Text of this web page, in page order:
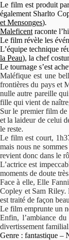
Le film est produit
également Sharlto
et Mensonges).
Maleficent raconte
Le film révèle les
L’équipe technique
la Peau), la chef
Le tournage s’est
Maléfique est une
frontières du pays et
nulle autre pareille
fille qui vient de
Sur le premier film de
et la laideur de celui
le reste.
Le film est court,
mais nous ne
revient donc dans le
L’actrice est
moments de doute
Face à elle, Elle
Copley et Sam Riley.
est traité de façon
Le film emprunte un
Enfin, l’ambiance
divertissement
Genre : fantastique –